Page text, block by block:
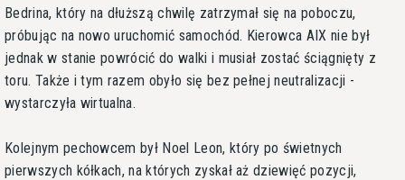
Bedrina, który na dłuższą chwilę zatrzymał się na poboczu,
próbując na nowo uruchomić samochód. Kierowca AIX nie był
jednak w stanie powrócić do walki i musiał zostać ściągnięty z
toru. Także i tym razem obyło się bez pełnej neutralizacji -
wystarczyła wirtualna.
Kolejnym pechowcem był Noel Leon, który po świetnych
pierwszych kółkach, na których zyskał aż dziewięć pozycji,